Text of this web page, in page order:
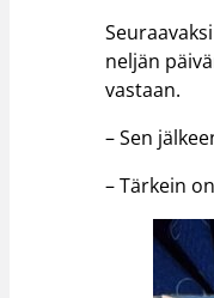
neljän
vastaan.
– Sen
– Tärkein